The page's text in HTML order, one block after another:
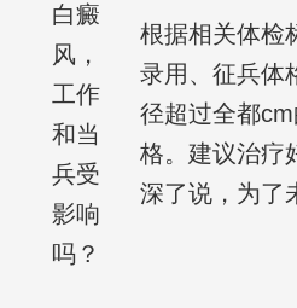
白癜
风，
工作
和当
兵受
影响
吗？
根据相关体检
录用、征兵体
径超过全都
格。建议治疗
深了说，为了